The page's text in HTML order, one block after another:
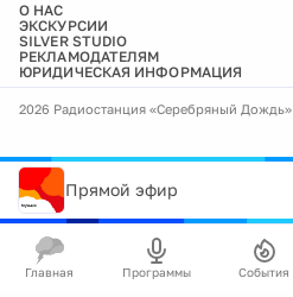
О НАС
ЭКСКУРСИИ
SILVER STUDIO
РЕКЛАМОДАТЕЛЯМ
ЮРИДИЧЕСКАЯ ИНФОРМАЦИЯ
2026 Радиостанция «Серебряный Дождь»
Прямой эфир
Главная Программы События